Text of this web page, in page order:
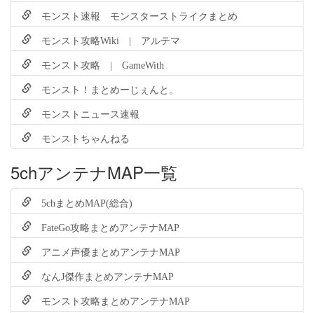
モンスト速報 モンスターストライクまとめ
モンスト攻略Wiki | アルテマ
モンスト攻略 | GameWith
モンスト！まとめーじぇんと。
モンストニュース速報
モンストちゃんねる
5chアンテナMAP一覧
5chまとめMAP(総合)
FateGo攻略まとめアンテナMAP
アニメ声優まとめアンテナMAP
なんJ傑作まとめアンテナMAP
モンスト攻略まとめアンテナMAP